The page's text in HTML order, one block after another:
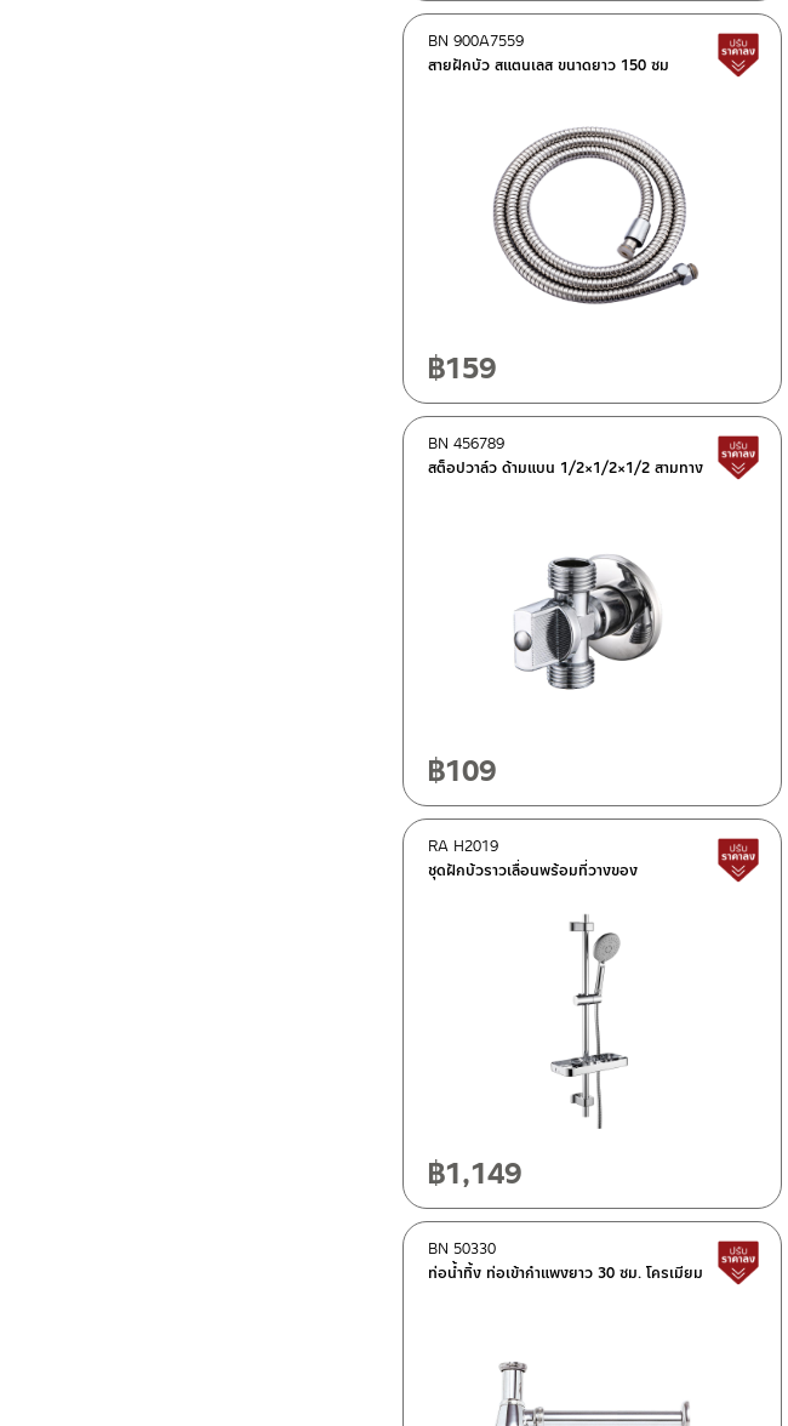
สายฝักบัว สแตนเลส ขนาดยาว 150 ซม
BN 900A7559
฿159
สต็อปวาล์ว ด้ามแบน 1/2×1/2×1/2 สามทาง
BN 456789
฿109
ชุดฝักบ้วราวเลื่อนพร้อมที่วางของ
RA H2019
฿1,149
ท่อน้ำทิ้ง ท่อเข้ากำแพงยาว 30 ซม. โครเมียม
BN 50330